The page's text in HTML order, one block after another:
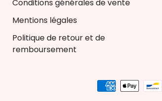
Conditions générales de vente
Mentions légales
Politique de retour et de
remboursement
Payment methods